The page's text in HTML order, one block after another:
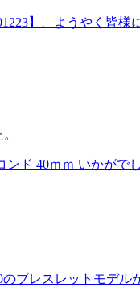
】、ようやく皆様
ド 40ｍｍ いかがで
ブレスレットモデル